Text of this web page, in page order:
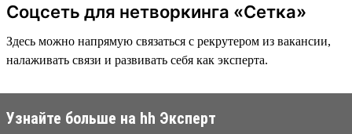
Соцсеть для нетворкинга «Сетка»
Здесь можно напрямую связаться с рекрутером из вакансии,
налаживать связи и развивать себя как эксперта.
Узнайте больше на hh Эксперт